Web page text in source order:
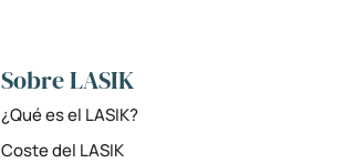
Sobre LASIK
¿Qué es el LASIK?
Coste del LASIK